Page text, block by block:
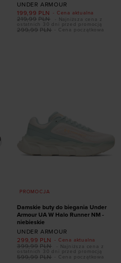
UNDER ARMOUR
- Cena aktualna
199,99 PLN
- Cena początkowa
299,99 PLN
219,99 PLN
- Najniższa cena z
ostatnich 30 dni przed promocją
PROMOCJA
Dodaj produkt w
rozmiarze
Damskie buty do biegania Under
Armour UA W Halo Runner NM -
niebieskie
UNDER ARMOUR
- Cena aktualna
299,99 PLN
- Cena początkowa
599,99 PLN
399,99 PLN
- Najniższa cena z
ostatnich 30 dni przed promocją